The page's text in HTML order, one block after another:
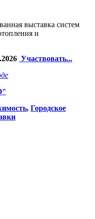
выставка систем
и
Участвовать...
, Городское